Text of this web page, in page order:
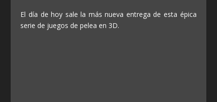
El día de hoy sale la más nueva entrega de esta épica
serie de juegos de pelea en 3D.